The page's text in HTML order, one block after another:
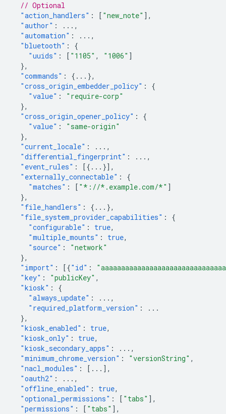
// Optional
"action_handlers" : [ "new_note" ],
"author" : ... ,
"automation" : ... ,
"bluetooth" :
{
"uuids" : [ "1105" , "1006" ]
},
"commands" : { ... },
"cross_origin_embedder_policy" :
{
"value" :
"require-corp"
},
"cross_origin_opener_policy" :
{
"value" :
"same-origin"
},
"current_locale" : ... ,
"differential_fingerprint" : ... ,
"event_rules" : [{ ... }],
"externally_connectable" :
{
"matches" : [ "*://*.example.com/*" ]
},
"file_handlers" : { ... },
"file_system_provider_capabilities" :
{
"configurable" : true,
"multiple_mounts" : true,
"source" :
"network"
},
"import" : [{"id" :
"key" : "publicKey" ,
"kiosk" :
{
"always_update" : ... ,
"required_platform_version" :
...
},
"kiosk_enabled" : true,
"kiosk_only" : true,
"kiosk_secondary_apps" : ... ,
"minimum_chrome_version" : "versionString" ,
"nacl_modules" : [ ... ],
"oauth2" : ... ,
"offline_enabled" : true,
"optional_permissions" : [ "tabs" ],
"permissions" : [ "tabs" ],